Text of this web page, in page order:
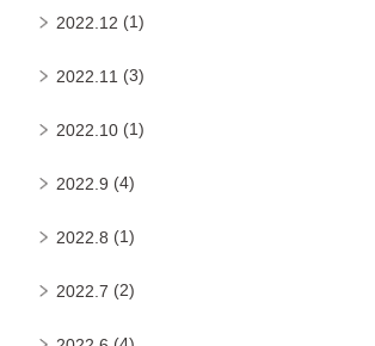
2022.12 (1)
2022.11 (3)
2022.10 (1)
2022.9 (4)
2022.8 (1)
2022.7 (2)